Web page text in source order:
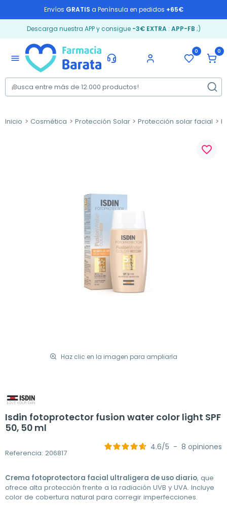
Envíos GRATIS a Península en pedidos +65€
Descarga nuestra APP y consigue -3€ EXTRA: APP-FB ;)
menu
0 0
Inicio Cosmética Protección Solar Protección solar facial
Haz clic en la imagen para ampliarla
favorite_border
Isdin fotoprotector fusion water color light SPF
50, 50 ml
Referencia: 206817
4.6/5 - 8 opiniones
Crema fotoprotectora facial ultraligera de uso diario, que
ofrece alta protección frente a la radiación UVB y UVA. Incluye
color de cobertura natural para corregir imperfecciones.